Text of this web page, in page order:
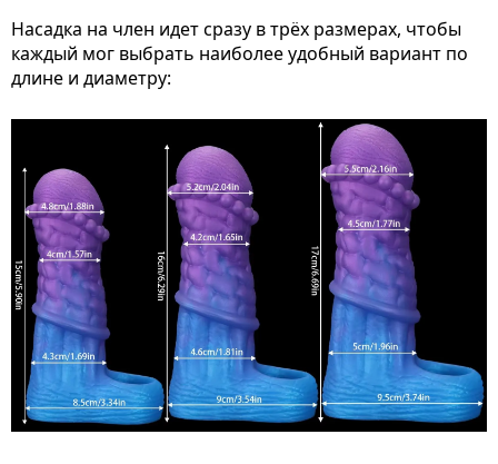
Насадка на член идет сразу в трёх размерах, чтобы
каждый мог выбрать наиболее удобный вариант по
длине и диаметру: